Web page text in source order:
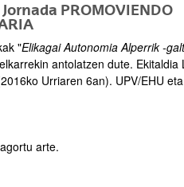
PROMOVIENDO
"Elikagai Autonomia Alperrik -
antolatzen dute. Ekitaldia
Urriaren 6an). UPV/EHU
arte.